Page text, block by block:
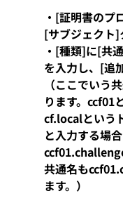
・[証明書のプ
[サブジェクト]
・[種類]に[共
を入力し、[追
（ここでいう
ります。ccf01
cf.localという
と入力する場
共通名も
ます。）